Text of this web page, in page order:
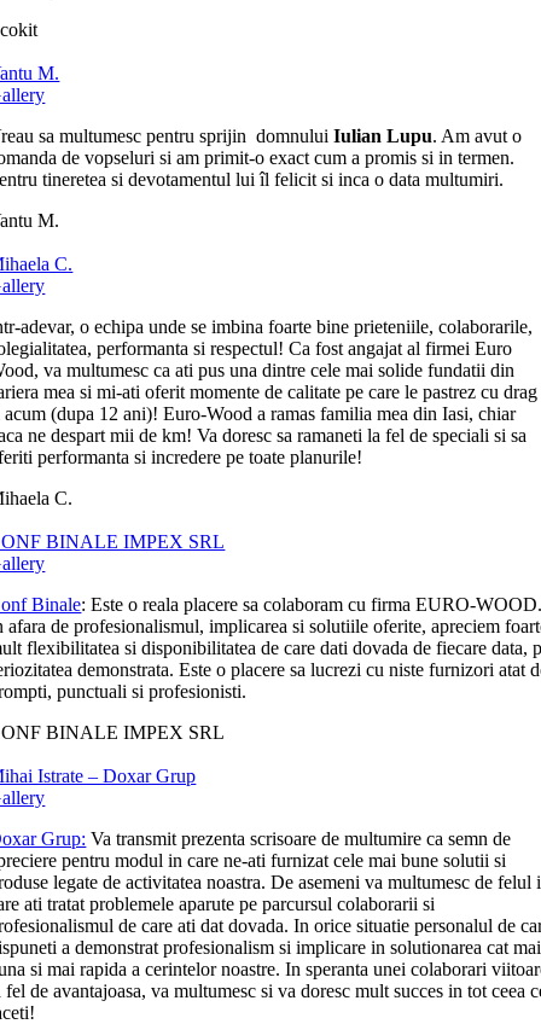
M.
sa multumesc pentru sprijin domnuluiIulian Lupu. Am avut o
de vopseluri si am primit-o exact cum a promis si in termen.
tineretea si devotamentul lui îl felicit si inca o data multumiri.
M.
C.
adevar, o echipa unde se imbina foarte bine prieteniile, colaborarile,
performanta si respectul! Ca fost angajat al firmei Euro
va multumesc ca ati pus una dintre cele mai solide fundatii din
mea si mi-ati oferit momente de calitate pe care le pastrez cu drag
acum (dupa 12 ani)! Euro-Wood a ramas familia mea din Iasi, chiar
ne despart mii de km! Va doresc sa ramaneti la fel de speciali si sa
performanta si incredere pe toate planurile!
C.
BINALE IMPEX SRL
Binale: Este o reala placere sa colaboram cu firma EURO-
afara de profesionalismul, implicarea si solutiile oferite, apreciem
flexibilitatea si disponibilitatea de care dati dovada de fiecare data,
demonstrata. Este o placere sa lucrezi cu niste furnizori atat
punctuali si profesionisti.
BINALE IMPEX SRL
Istrate – Doxar Grup
Grup: Va transmit prezenta scrisoare de multumire ca semn de
pentru modul in care ne-ati furnizat cele mai bune solutii si
legate de activitatea noastra. De asemeni va multumesc de felul
ati tratat problemele aparute pe parcursul colaborarii si
de care ati dat dovada. In orice situatie personalul de
a demonstrat profesionalism si implicare in solutionarea cat mai
si mai rapida a cerintelor noastre. In speranta unei colaborari
fel de avantajoasa, va multumesc si va doresc mult succes in tot ceea